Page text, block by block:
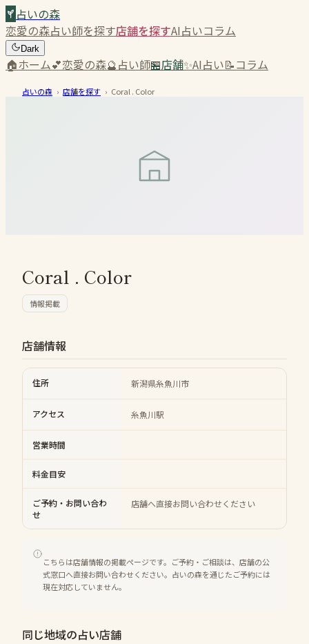
占いの森
恋愛の森占い師を探す店舗を探すAI占いコラム
Dark
🏠ホーム💕恋愛の森🔮占い師🏪店舗✨AI占い📝コラム
占いの森 › 店舗を探す › Coral . Color
Coral . Color
情報掲載
店舗情報
住所 新潟県糸魚川市
アクセス 糸魚川駅
営業時間
料金目安
ご予約・お問い合わ
せ
店舗へ直接お問い合わせください
こちらは店舗情報の掲載ページです。ご予約・ご相談は、店舗の公
式窓口へ直接お問い合わせください。占いの森を通じたご予約には
現在対応していません。
同じ地域の占い店舗